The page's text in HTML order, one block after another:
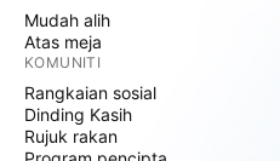
Mudah alih
Atas meja
KOMUNITI
Rangkaian sosial
Dinding Kasih
Rujuk rakan